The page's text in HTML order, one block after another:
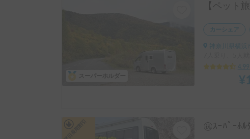
カーシェア
神奈川県横浜
4.99
¥